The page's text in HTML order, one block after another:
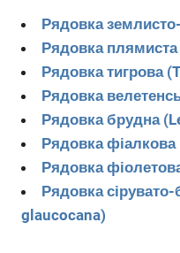
Рядовка
Рядовка
Рядовка тигрова
Рядовка
Рядовка брудна
Рядовка
Рядовка
Рядовка
glaucocana)